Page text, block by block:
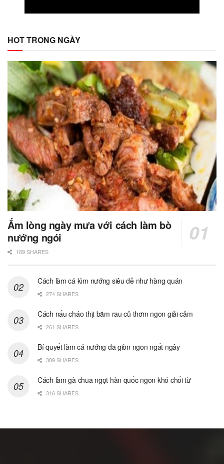
HOT TRONG NGÀY
Ấm lòng ngày mưa với cách làm bò
nướng ngói
189 SHARES
Cách làm cá kìm nướng siêu dễ như hàng quán
274 SHARES
Cách nấu cháo thịt bằm rau củ thơm ngon giải cảm
261 SHARES
Bí quyết làm cá nướng da giòn ngon ngất ngây
389 SHARES
Cách làm gà chua ngọt hàn quốc ngon khó chối từ
316 SHARES